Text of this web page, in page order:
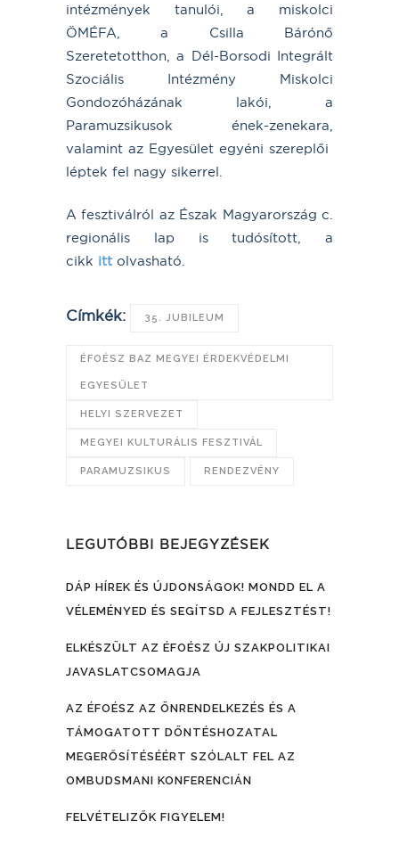
intézmények tanulói, a miskolci
ÖMÉFA, a Csilla Bárónő
Szeretetotthon, a Dél-Borsodi Integrált
Szociális Intézmény Miskolci
Gondozóházának lakói, a
Paramuzsikusok ének-zenekara,
valamint az Egyesület egyéni szereplői
léptek fel nagy sikerrel.
A fesztiválról az Észak Magyarország c.
regionális lap is tudósított, a
cikk itt olvasható.
Címkék: 35. JUBILEUM
ÉFOÉSZ BAZ MEGYEI ÉRDEKVÉDELMI
EGYESÜLET
HELYI SZERVEZET
MEGYEI KULTURÁLIS FESZTIVÁL
PARAMUZSIKUS RENDEZVÉNY
LEGUTÓBBI BEJEGYZÉSEK
DÁP HÍREK ÉS ÚJDONSÁGOK! MONDD EL A
VÉLEMÉNYED ÉS SEGÍTSD A FEJLESZTÉST!
ELKÉSZÜLT AZ ÉFOÉSZ ÚJ SZAKPOLITIKAI
JAVASLATCSOMAGJA
AZ ÉFOÉSZ AZ ÖNRENDELKEZÉS ÉS A
TÁMOGATOTT DÖNTÉSHOZATAL
MEGERŐSÍTÉSÉÉRT SZÓLALT FEL AZ
OMBUDSMANI KONFERENCIÁN
FELVÉTELIZŐK FIGYELEM!